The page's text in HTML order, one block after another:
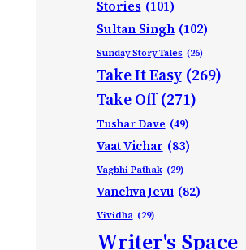
Stories (101)
Sultan Singh (102)
Sunday Story Tales (26)
Take It Easy (269)
Take Off (271)
Tushar Dave (49)
Vaat Vichar (83)
Vagbhi Pathak (29)
Vanchva Jevu (82)
Vividha (29)
Writer's Space